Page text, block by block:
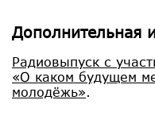
Дополнительная
Радиовыпуск с
«О каком будущем
молодёжь».